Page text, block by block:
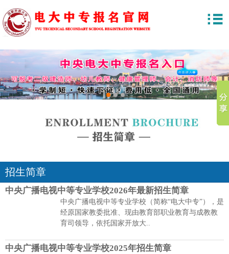
1 2 3
招生简章
中央广播电视中等专业学校2026年最新招生简章
中央广播电视中等专业学校（简称“电大中专”），是
经原国家教委批准、现由教育部职业教育与成教教
育司领导，依托国家开放大..
中央广播电视中等专业学校2025年招生简章